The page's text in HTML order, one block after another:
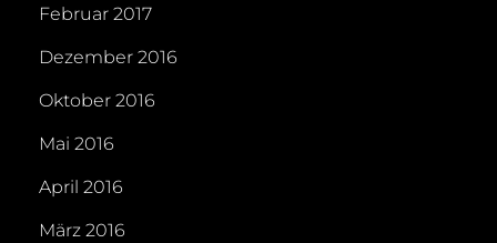
Februar 2017
Dezember 2016
Oktober 2016
Mai 2016
April 2016
März 2016